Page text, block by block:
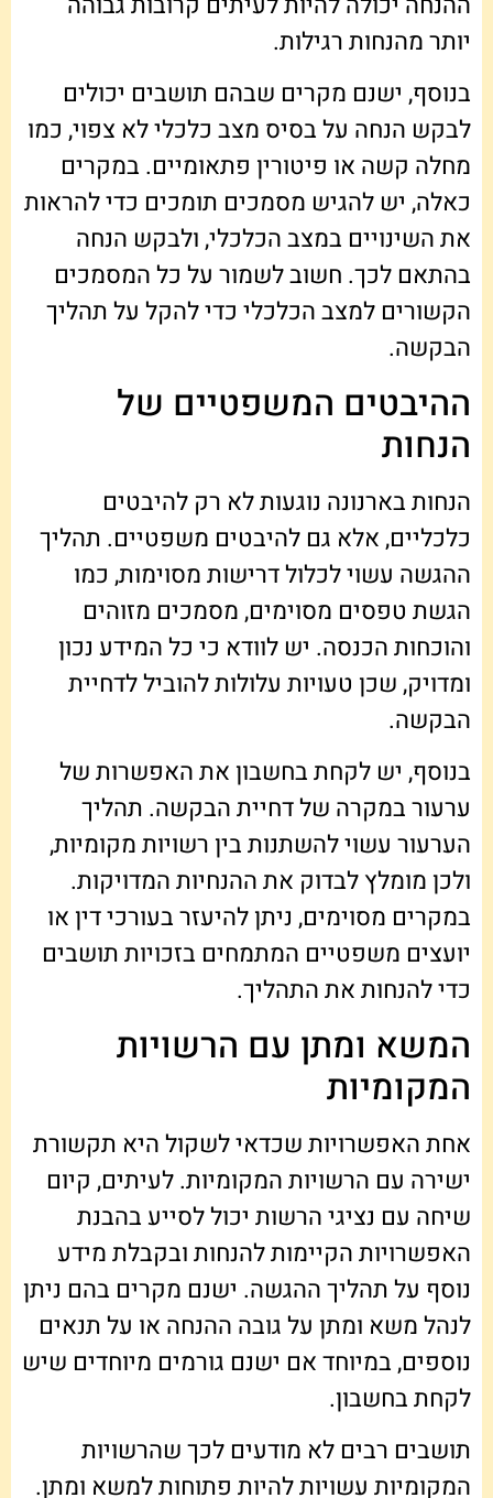
יותר מהנחות רגילות.
בנוסף, ישנם מקרים שבהם תושבים יכולים
לבקש הנחה על בסיס מצב כלכלי לא צפוי, כמו
מחלה קשה או פיטורין פתאומיים. במקרים
כאלה, יש להגיש מסמכים תומכים כדי להראות
את השינויים במצב הכלכלי, ולבקש הנחה
בהתאם לכך. חשוב לשמור על כל המסמכים
הקשורים למצב הכלכלי כדי להקל על תהליך
הבקשה.
ההיבטים המשפטיים של
הנחות
הנחות בארנונה נוגעות לא רק להיבטים
כלכליים, אלא גם להיבטים משפטיים. תהליך
ההגשה עשוי לכלול דרישות מסוימות, כמו
הגשת טפסים מסוימים, מסמכים מזוהים
והוכחות הכנסה. יש לוודא כי כל המידע נכון
ומדויק, שכן טעויות עלולות להוביל לדחיית
הבקשה.
בנוסף, יש לקחת בחשבון את האפשרות של
ערעור במקרה של דחיית הבקשה. תהליך
הערעור עשוי להשתנות בין רשויות מקומיות,
ולכן מומלץ לבדוק את ההנחיות המדויקות.
במקרים מסוימים, ניתן להיעזר בעורכי דין או
יועצים משפטיים המתמחים בזכויות תושבים
כדי להנחות את התהליך.
המשא ומתן עם הרשויות
המקומיות
אחת האפשרויות שכדאי לשקול היא תקשורת
ישירה עם הרשויות המקומיות. לעיתים, קיום
שיחה עם נציגי הרשות יכול לסייע בהבנת
האפשרויות הקיימות להנחות ובקבלת מידע
נוסף על תהליך ההגשה. ישנם מקרים בהם ניתן
לנהל משא ומתן על גובה ההנחה או על תנאים
נוספים, במיוחד אם ישנם גורמים מיוחדים שיש
לקחת בחשבון.
תושבים רבים לא מודעים לכך שהרשויות
המקומיות עשויות להיות פתוחות למשא ומתן.